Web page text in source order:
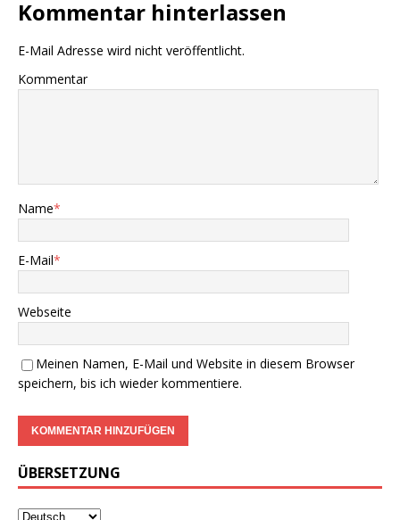
Kommentar hinterlassen
E-Mail Adresse wird nicht veröffentlicht.
Kommentar
Name*
E-Mail*
Webseite
Meinen Namen, E-Mail und Website in diesem Browser
speichern, bis ich wieder kommentiere.
ÜBERSETZUNG